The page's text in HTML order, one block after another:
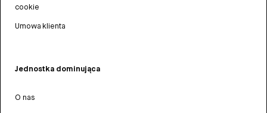
cookie
Umowa klienta
Jednostka dominująca
O nas